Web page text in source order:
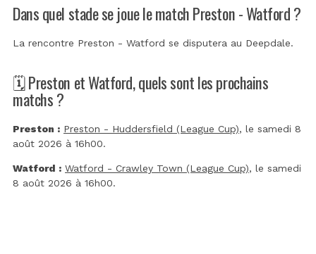
Dans quel stade se joue le match Preston - Watford ?
La rencontre Preston - Watford se disputera au Deepdale.
🗓️ Preston et Watford, quels sont les prochains
matchs ?
Preston : Preston - Huddersfield (League Cup), le samedi 8
août 2026 à 16h00.
Watford : Watford - Crawley Town (League Cup), le samedi
8 août 2026 à 16h00.